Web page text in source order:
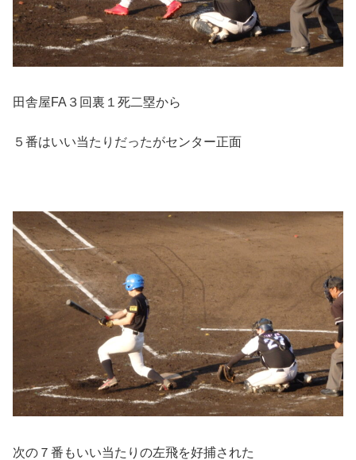
田舎屋FA３回裏１死二塁から
５番はいい当たりだったがセンター正面
次の７番もいい当たりの左飛を好捕された